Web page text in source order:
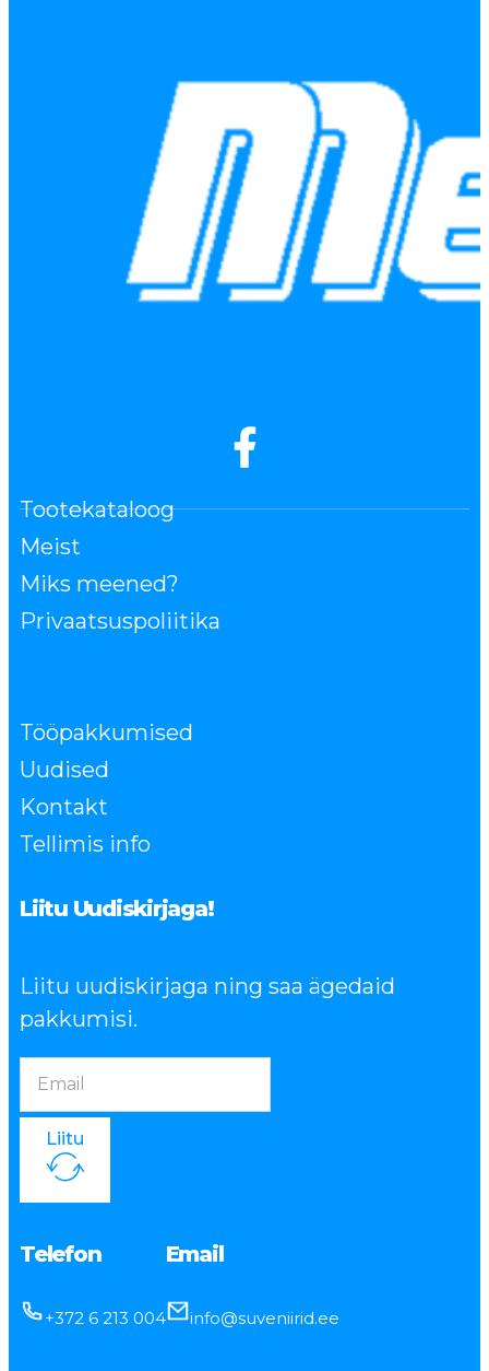
Tootekataloog
Meist
Miks meened?
Privaatsuspoliitika
Tööpakkumised
Uudised
Kontakt
Tellimis info
Liitu Uudiskirjaga!
Liitu uudiskirjaga ning saa ägedaid
pakkumisi.
Liitu
Telefon
+372 6 213 004
Email
info@suveniirid.ee